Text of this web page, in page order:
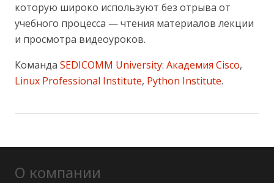
которую широко используют без отрыва от
учебного процесса — чтения материалов лекции
и просмотра видеоуроков.
Команда SEDICOMM University: Академия Cisco,
Linux Professional Institute, Python Institute.
О компании